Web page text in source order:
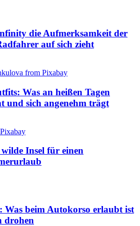
die Aufmerksamkeit der
auf sich zieht
Was an heißen Tagen
und sich angenehm trägt
Insel für einen
beim Autokorso erlaubt ist
drohen